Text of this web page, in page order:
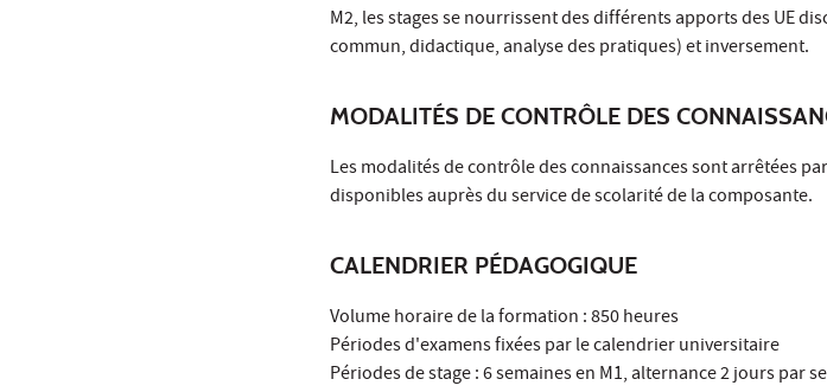
M2, les stages se nourrissent des différents apports des UE
commun, didactique, analyse des pratiques) et inversement.
MODALITÉS DE CONTRÔLE DES
Les modalités de contrôle des connaissances sont arrêtées
disponibles auprès du service de scolarité de la composante.
CALENDRIER PÉDAGOGIQUE
Volume horaire de la formation : 850 heures
Périodes d'examens fixées par le calendrier universitaire
Périodes de stage : 6 semaines en M1, alternance 2 jours par